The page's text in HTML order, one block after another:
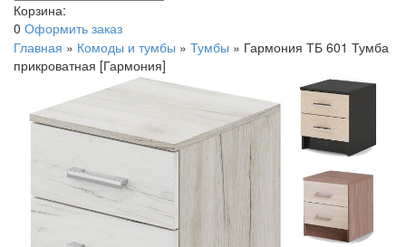
Корзина:
0 Оформить заказ
Главная » Комоды и тумбы » Тумбы » Гармония ТБ 601 Тумба
прикроватная [Гармония]